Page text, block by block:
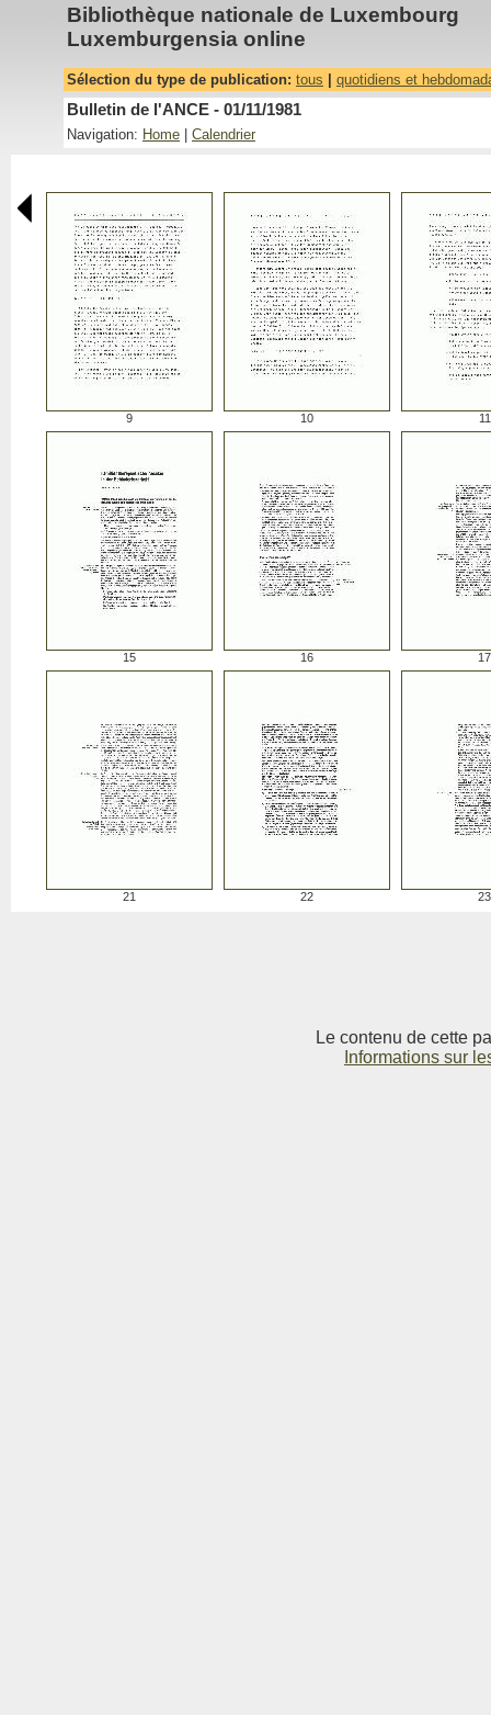
Bibliothèque nationale de Luxembourg
Luxemburgensia online
Sélection du type de publication: tous quotidiens et
Bulletin de l'ANCE - 01/11/1981
Navigation: Home Calendrier
9 10 11
15 16 17
21 22 23
Le contenu de cette
Informations sur